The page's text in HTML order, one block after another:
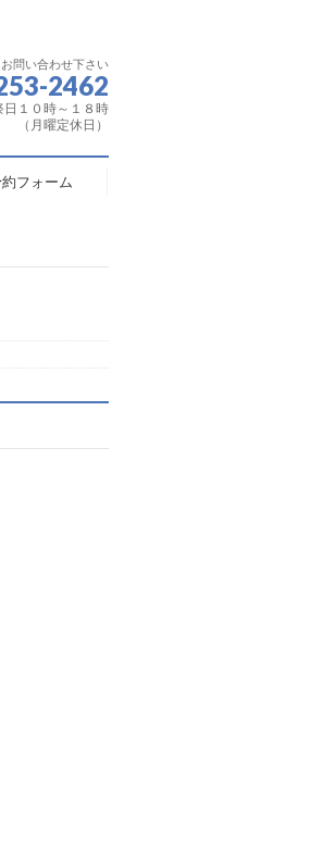
問い合わせ下さい
2462
１０時～１８時
（月曜定休日）
フォーム